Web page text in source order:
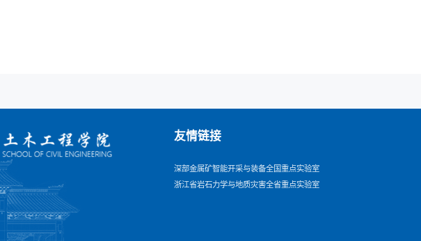
友情链接
深部金属矿智能开采与装备全国重点实验室
浙江省岩石力学与地质灾害全省重点实验室